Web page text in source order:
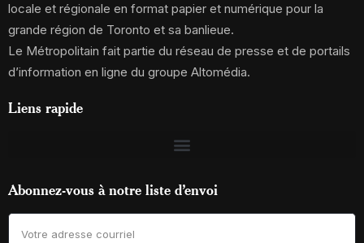
locale et régionale en format papier et numérique pour la
grande région de Toronto et sa banlieue.
Le Métropolitain fait partie du réseau de presse et de portails
d’information en ligne du groupe Altomédia.
Liens rapide
Abonnez-vous à notre liste d’envoi